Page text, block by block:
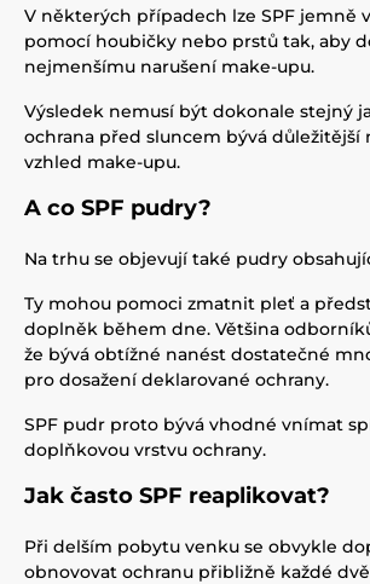
V některých případech lze SPF jemně
pomocí houbičky nebo prstů tak, aby
nejmenšímu narušení make-upu.
Výsledek nemusí být dokonale stejný
ochrana před sluncem bývá důležitější
vzhled make-upu.
A co SPF pudry?
Na trhu se objevují také pudry
Ty mohou pomoci zmatnit pleť a
doplněk během dne. Většina
že bývá obtížné nanést dostatečné
pro dosažení deklarované ochrany.
SPF pudr proto bývá vhodné vnímat
doplňkovou vrstvu ochrany.
Jak často SPF reaplikovat?
Při delším pobytu venku se obvykle
obnovovat ochranu přibližně každé